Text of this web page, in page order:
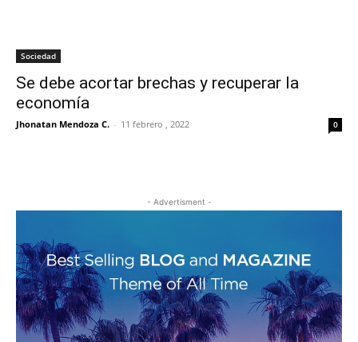
Sociedad
Se debe acortar brechas y recuperar la
economía
Jhonatan Mendoza C. - 11 febrero , 2022 0
- Advertisment -